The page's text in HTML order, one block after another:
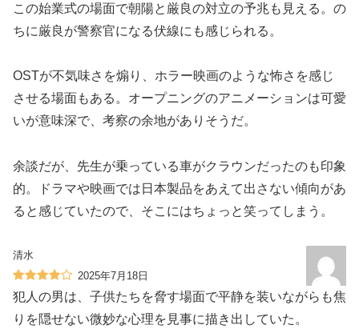
この始業式の場面で朝陽と厳良の対立の予兆も見える。の
ちに厳良が警察官になる伏線にも感じられる。
OSTが不気味さを煽り、ホラー映画のような怖さを感じ
させる場面もある。オープニングのアニメーションは可愛
いが意味深で、考察の余地がありそうだ。
余談だが、先生が乗っている車がクラウンだったのも印象
的。ドラマや映画では日本製品をあえて出さない傾向があ
ると感じていたので、そこにはちょっと笑ってしまう。
清水
2025年7月18日
犯人の男は、子供たちを脅す場面で平静を装いながらも焦
りを隠せない微妙な心理を見事に描き出していた。